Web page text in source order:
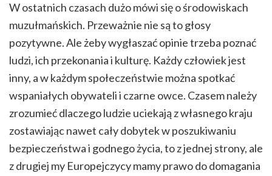
W ostatnich czasach dużo mówi się o środowiskach
muzułmańskich. Przeważnie nie są to głosy
pozytywne. Ale żeby wygłaszać opinie trzeba poznać
ludzi, ich przekonania i kulturę. Każdy człowiek jest
inny, a w każdym społeczeństwie można spotkać
wspaniałych obywateli i czarne owce. Czasem należy
zrozumieć dlaczego ludzie uciekają z własnego kraju
zostawiając nawet cały dobytek w poszukiwaniu
bezpieczeństwa i godnego życia, to z jednej strony, ale
z drugiej my Europejczycy mamy prawo do domagania